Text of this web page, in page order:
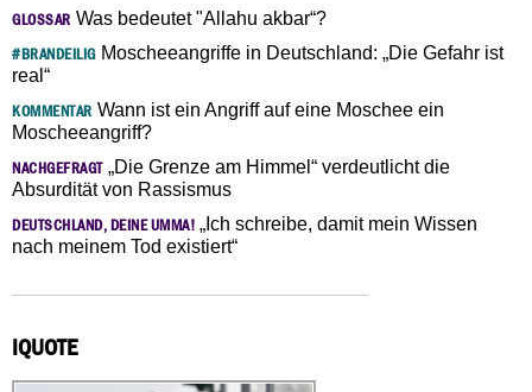
GLOSSAR Was bedeutet "Allahu akbar“?
#BRANDEILIGMoscheeangriffe in Deutschland: „Die Gefahr ist
real“
KOMMENTAR Wann ist ein Angriff auf eine Moschee ein
Moscheeangriff?
NACHGEFRAGT„Die Grenze am Himmel“ verdeutlicht die
Absurdität von Rassismus
DEUTSCHLAND, DEINE UMMA! „Ich schreibe, damit mein Wissen
nach meinem Tod existiert“
IQUOTE